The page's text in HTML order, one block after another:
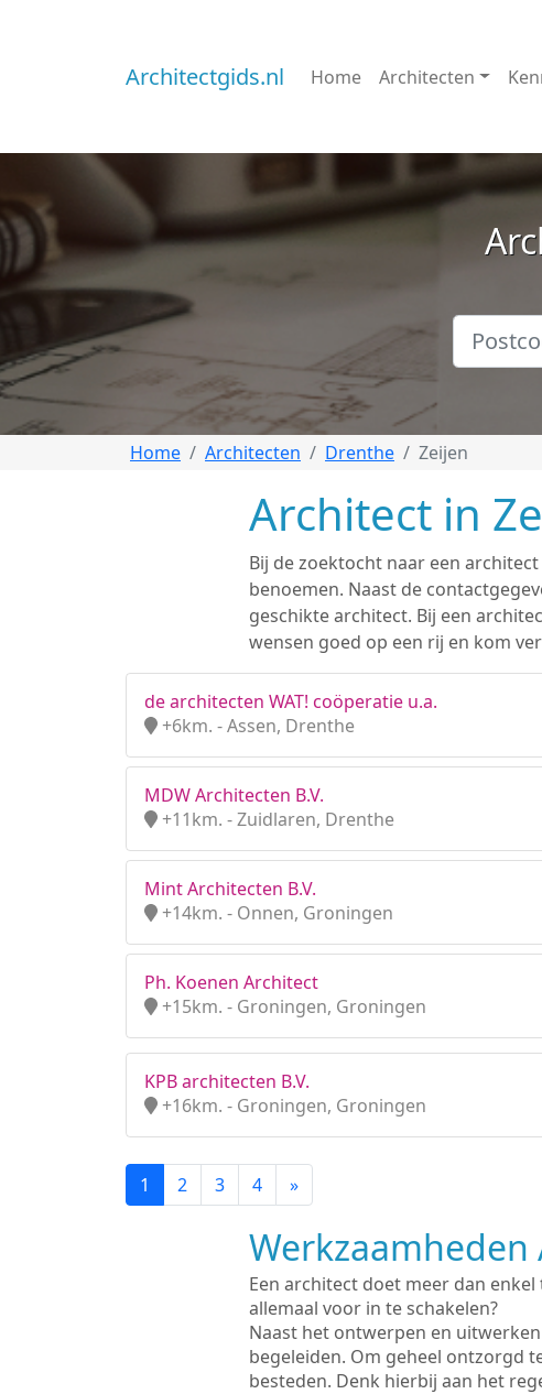
Architectgids.nl Home Architecten
Home Architecten Drenthe Zeijen
Architect in
Bij de zoektocht naar een
benoemen. Naast de
geschikte architect. Bij een
wensen goed op een rij en kom
de architecten WAT! coöperatie u.a.
+6km. - Assen, Drenthe
MDW Architecten B.V.
+11km. - Zuidlaren, Drenthe
Mint Architecten B.V.
+14km. - Onnen, Groningen
Ph. Koenen Architect
+15km. - Groningen, Groningen
KPB architecten B.V.
+16km. - Groningen, Groningen
1 2 3 4 »
Een architect doet meer dan
allemaal voor in te schakelen?
Naast het ontwerpen en
begeleiden. Om geheel ontzorgd
besteden. Denk hierbij aan het